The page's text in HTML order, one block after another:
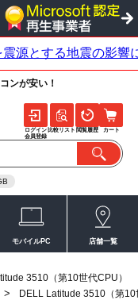
ンが安い！
ログイン
会員登録
比較リスト 閲覧履歴 カート
モバイルPC 店舗一覧
3510（第10世代CPU）
>
DELL Latitude 3510（第